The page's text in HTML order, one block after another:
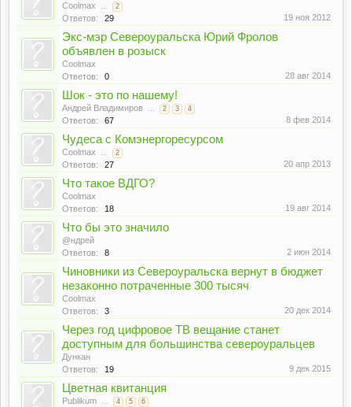
Coolmax ... 2
Ответов: 29 19 ноя 2012
Экс-мэр Североуральска Юрий Фролов
объявлен в розыск
Coolmax
Ответов:
0 28 авг 2014
Шок - это по нашему!
Андрей Владимиров ... 2 3 4
Ответов: 67 8 фев 2014
Чудеса с Комэнергоресурсом
Coolmax ... 2
Ответов: 27 20 апр 2013
Что такое ВДГО?
Coolmax
Ответов:
18 19 авг 2014
Что бы это значило
@ндрей
Ответов:
8 2 июн 2014
Чиновники из Североуральска вернут в бюджет
незаконно потраченные 300 тысяч
Coolmax
Ответов:
3 20 дек 2014
Через год цифровое ТВ вещание станет
доступным для большинства североуральцев
Дункан
Ответов:
19 9 дек 2015
Цветная квитанция
Publikum ... 4 5 6